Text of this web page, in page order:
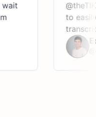
@theTIKR,
to easily
transcripts,